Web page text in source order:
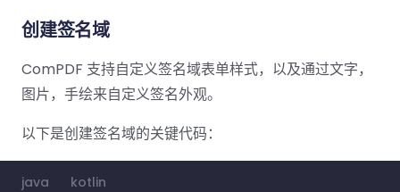
SDK
.NET
SDK
C++
SDK
iOS SDK
React
Native
编辑
签名
PDF/E,
PDF/UA
完整功能清单
DocSlight
金
融
南
指南
移动端
Android
署
创建签名域
ComPDF 支持自定义签名域表单样式，以及通过文字，
图片，手绘来自定义签名外观。
以下是创建签名域的关键代码：
java kotlin